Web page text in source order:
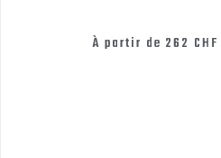
À partir de 262 CHF